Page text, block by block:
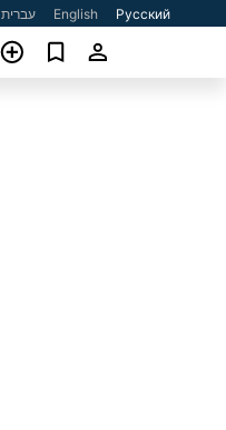
עברית English Русский